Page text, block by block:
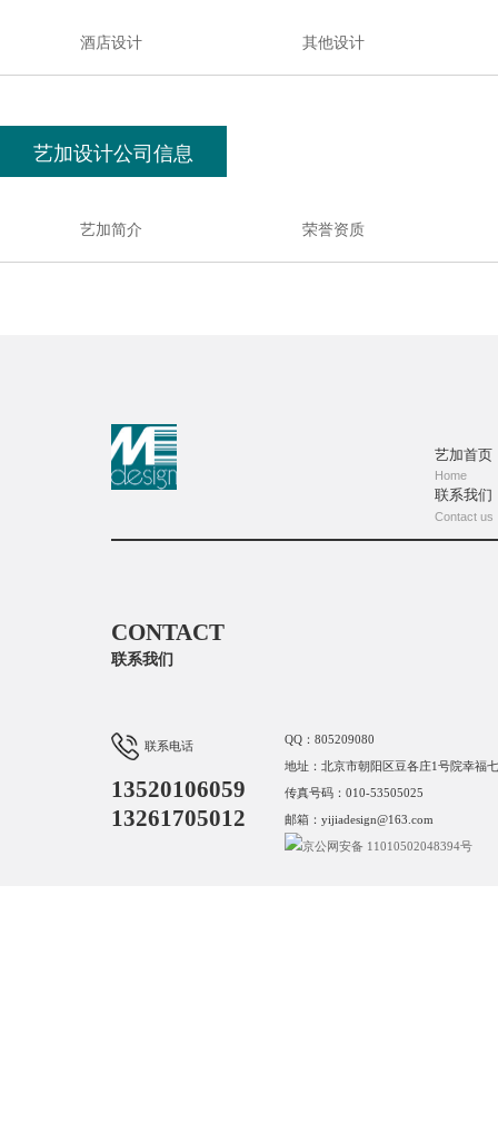
酒店设计 其他设计
艺加设计公司信息
艺加简介 荣誉资质
艺加首页
Home
联系我们
Contact us
CONTACT
联系我们
联系电话
13261705012
13520106059
13261705012
QQ：805209080
地址：北京市朝阳区豆各庄1号院幸福
传真号码：010-53505025
邮箱：yijiadesign@163.com
京公网安备 11010502048394号